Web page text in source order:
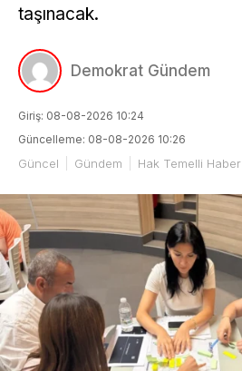
taşınacak.
Demokrat Gündem
Giriş: 08-08-2026 10:24
Güncelleme: 08-08-2026 10:26
Güncel Gündem Hak Temelli Haber